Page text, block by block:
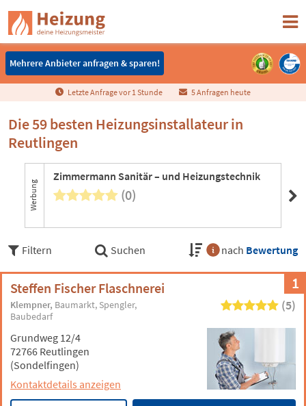
Mehrere Anbieter anfragen & sparen!
Mehrere Anbieter anfragen & sparen!
Letzte Anfrage vor 1Stunde 5 Anfragen heute
Die 59 besten Heizungsinstallateur in
Reutlingen
Werbung
Zimmermann Sanitär – und Heizungstechnik
(0)
Filtern Suchen nach Bewertung
1
Steffen Fischer Flaschnerei
Klempner Baumarkt Spengler
Baubedarf
(5)
Grundweg 12/4
72766 Reutlingen
(Sondelfingen)
Kontaktdetails anzeigen